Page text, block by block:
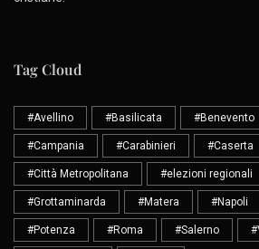
Tag Cloud
#Avellino #Basilicata #Benevento
#Campania #Carabinieri #Caserta
#Città Metropolitana #elezioni regionali
#Grottaminarda #Matera #Napoli
#Potenza #Roma #Salerno